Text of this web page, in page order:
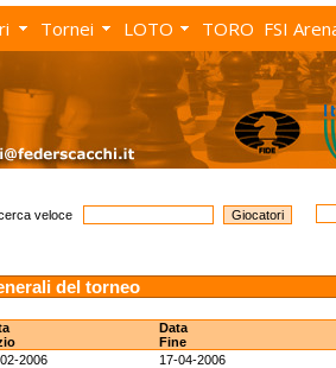
Tornei LOTO TORO FSI
veloce
del torneo
Data
Fine
2006 17-04-2006